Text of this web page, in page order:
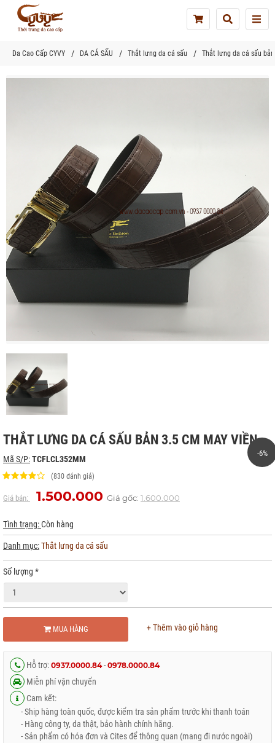
Da Cao Cấp CYVY DA CÁ SẤU Thắt lưng da cá sấu Thắt lưng da cá sấu
-6%
THẮT LƯNG DA CÁ SẤU BẢN 3.5 CM MAY VIỀN
Mã S/P:TCFLCL352MM
(830 đánh giá)
Giá bán: 1.500.000 Giá gốc: 1.600.000
Tình trạng:Còn hàng
Danh mục:Thắt lưng da cá sấu
Số lượng *
MUA HÀNG + Thêm vào giỏ hàng
Hỗ trợ: 0937.0000.84- 0978.0000.84
Miễn phí vận chuyển
Cam kết:
- Ship hàng toàn quốc, được kiểm tra sản phẩm trước khi thanh toán
- Hàng công ty, da thật, bảo hành chính hãng.
- Sản phẩm có hóa đơn và Cites để thông quan (mang đi nước ngoài)